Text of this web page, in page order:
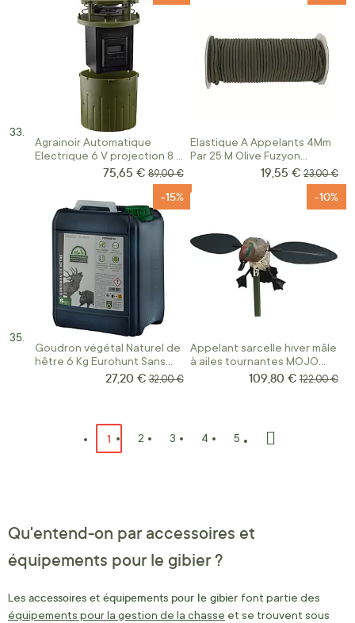
Agrainoir Automatique
Electrique 6 V projection 8 à
Prix Spécial
75,65 € Prix normal
89,00 €
Elastique A Appelants 4Mm
Par 25 M Olive Fuzyon
Prix Spécial
19,55 € Prix
23,00 €
Goudron végétal Naturel de
hêtre 6 Kg Eurohunt Sans
-15%
Prix Spécial
27,20 € Prix normal
32,00 €
Appelant sarcelle hiver mâle
à ailes tournantes MOJO
-10%
Prix Spécial
109,80 € Prix normal
122,00 €
Vous lisez actuellement la page
1 Page
2 Page
3 Page
4 Page
5
Qu'entend-on par accessoires et
équipements pour le gibier ?
Les accessoires et équipements pour le gibier font partie des
équipements pour la gestion de la chasse et se trouvent sous